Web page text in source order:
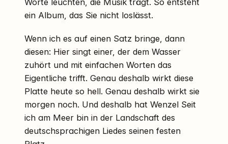
Worte leuchten, die Musik trägt. So entsteht
ein Album, das Sie nicht loslässt.
Wenn ich es auf einen Satz bringe, dann
diesen: Hier singt einer, der dem Wasser
zuhört und mit einfachen Worten das
Eigentliche trifft. Genau deshalb wirkt diese
Platte heute so hell. Genau deshalb wirkt sie
morgen noch. Und deshalb hat Wenzel Seit
ich am Meer bin in der Landschaft des
deutschsprachigen Liedes seinen festen